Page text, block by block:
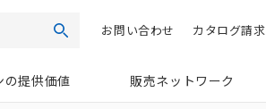
検索 カタログ請求
お問い合わせ
の提供価値 販売ネットワーク